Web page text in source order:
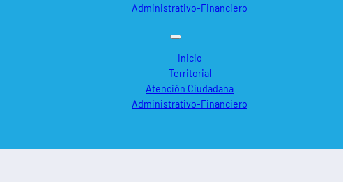
Administrativo-Financiero
Inicio
Territorial
Atención Ciudadana
Administrativo-Financiero